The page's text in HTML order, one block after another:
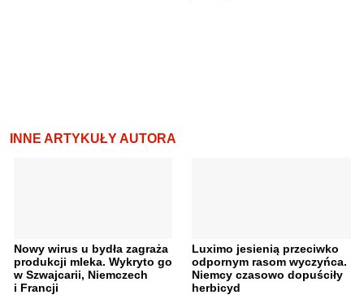
INNE ARTYKUŁY AUTORA
Nowy wirus u bydła zagraża
produkcji mleka. Wykryto go
w Szwajcarii, Niemczech
i Francji
Luximo jesienią przeciwko
odpornym rasom wyczyńca.
Niemcy czasowo dopuściły
herbicyd